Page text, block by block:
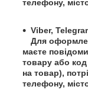
телефону,
Viber,
Для
маєте
товару або
на товар),
телефону,